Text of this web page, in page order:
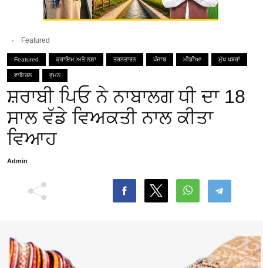
Featured
Featured ਕ੍ਰਾਇਮ ਅਤੇ ਨਸ਼ਾ ਤਰਨਤਾਰਨ ਪੰਜਾਬ ਮੀਡੀਆ ਮੁੱਖ ਖਬਰਾਂ
ਵਾਇਰਲ ਵੁਮਨ
ਸ਼ਰਾਬੀ ਪਿਓ ਨੇ ਨਾਬਾਲਗ ਧੀ ਦਾ 18
ਸਾਲ ਵੱਡੇ ਵਿਅਕਤੀ ਨਾਲ ਕੀਤਾ
ਵਿਆਹ
Admin